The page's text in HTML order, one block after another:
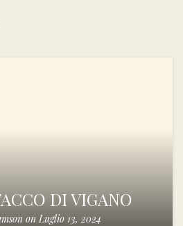
DI VIGANO
on Luglio 13, 2024